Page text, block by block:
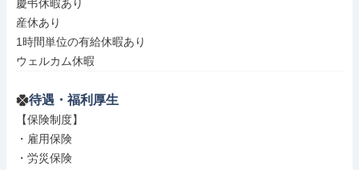
慶弔休暇あり
産休あり
1時間単位の有給休暇あり
ウェルカム休暇
待遇・福利厚生
【保険制度】
・雇用保険
・労災保険